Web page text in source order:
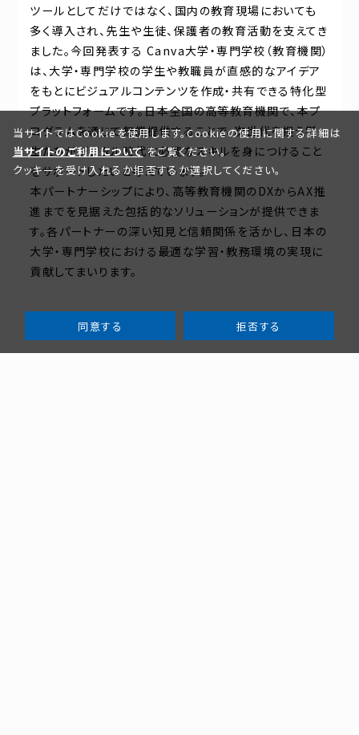
ツールとしてだけではなく、国内の教育現場においても
多く導入され、先生や生徒、保護者の教育活動を支えてき
ました。今回発表する Canva大学・専門学校（教育機関）
は、大学・専門学校の学生や教職員が直感的なアイデア
をもとにビジュアルコンテンツを作成・共有できる特化型
プラットフォームです。日本全国の高等教育機関で、本プ
ログラムを通じて無償提供することで、次世代を担う学
生たちがデジタル時代に必要なスキルを身につけること
をサポートしたいと考えています。
本パートナーシップにより、高等教育機関のDXからAX推
進までを見据えた包括的なソリューションが提供できま
す。各パートナーの深い知見と信頼関係を活かし、日本の
大学・専門学校における最適な学習・教務環境の実現に
貢献してまいります。
当サイトではCookieを使用します。Cookieの使用に関する詳細は
当サイトのご利用についてをご覧ください。
クッキーを受け入れるか拒否するか選択してください。
同意する 拒否する